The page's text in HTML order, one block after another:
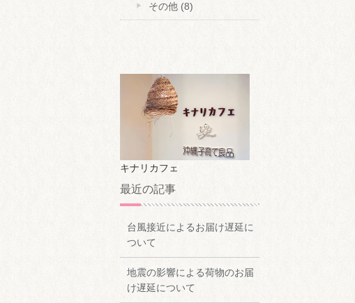
その他 (8)
キナリカフェ
最近の記事
台風接近によるお届け遅延に
ついて
地震の影響による荷物のお届
け遅延について